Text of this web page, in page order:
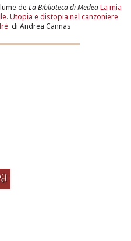
de La Biblioteca di MedeaLa mia
Utopia e distopia nel canzoniere
di Andrea Cannas